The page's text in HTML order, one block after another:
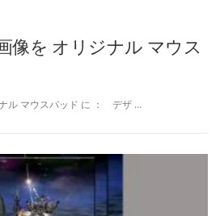
像を オリジナル マウス
ル マウスパッド に ： デザ …